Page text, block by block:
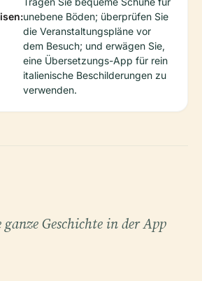
unebene Böden; überprüfen Sie
die Veranstaltungspläne vor
dem Besuch; und erwägen Sie,
eine Übersetzungs-App für rein
italienische Beschilderungen zu
verwenden.
Geschichte in der App